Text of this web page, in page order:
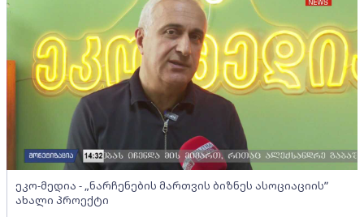
ეკო-მედია - „ნარჩენების მართვის ბიზნეს ასოციაციის”
ახალი პროექტი